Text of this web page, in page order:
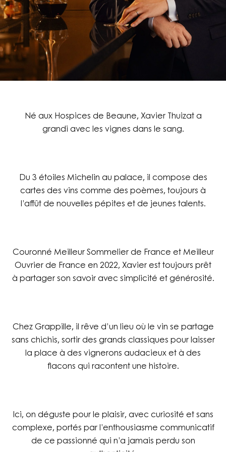
Né aux Hospices de Beaune, Xavier Thuizat a
grandi avec les vignes dans le sang.
Du 3 étoiles Michelin au palace, il compose des
cartes des vins comme des poèmes, toujours à
l’affût de nouvelles pépites et de jeunes talents.
Couronné Meilleur Sommelier de France et Meilleur
Ouvrier de France en 2022, Xavier est toujours prêt
à partager son savoir avec simplicité et générosité.
Chez Grappille, il rêve d’un lieu où le vin se partage
sans chichis, sortir des grands classiques pour laisser
la place à des vignerons audacieux et à des
flacons qui racontent une histoire.
Ici, on déguste pour le plaisir, avec curiosité et sans
complexe, portés par l’enthousiasme communicatif
de ce passionné qui n’a jamais perdu son